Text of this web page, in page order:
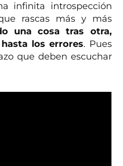
infinita introspección
rascas más y más
una cosa tras otra,
los errores. Pues
que deben escuchar